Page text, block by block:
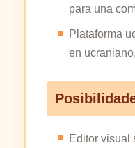
para una
Plataforma
en
Editor visual